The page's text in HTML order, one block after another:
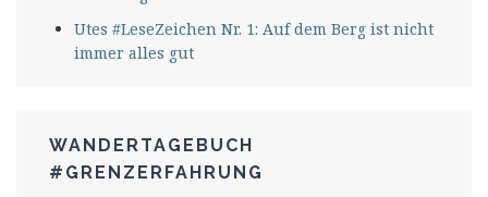
Utes #LeseZeichen Nr. 1: Auf dem Berg ist nicht
immer alles gut
WANDERTAGEBUCH
#GRENZERFAHRUNG